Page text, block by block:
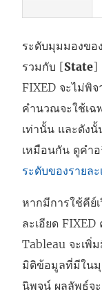
ระดับมุมมองขอ
รวมกับ [State]
FIXED จะไม่พิ
คำนวณจะใช้เ
เท่านั้น และดัง
เหมือนกัน ดูคำ
ระดับของรายล
หากมีการใช้คีย์
ละเอียด FIXED
Tableau จะเพิ่
มิติข้อมูลที่มีใน
นิพจน์ ผลลัพธ์จ